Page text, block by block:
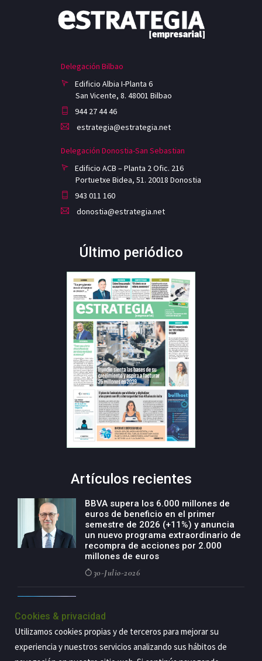
Delegación Bilbao
Edificio Albia I-Planta 6
San Vicente, 8. 48001 Bilbao
944 27 44 46
estrategia@estrategia.net
Delegación Donostia-San Sebastian
Edificio ACB – Planta 2 Ofic. 216
Portuetxe Bidea, 51. 20018 Donostia
943 011 160
donostia@estrategia.net
Último periódico
Artículos recientes
BBVA supera los 6.000 millones de
euros de beneficio en el primer
semestre de 2026 (+11%) y anuncia
un nuevo programa extraordinario de
recompra de acciones por 2.000
millones de euros
30-Julio-2026
negocio agro con un modelo global
de especialización presente en siete
países
29-Julio-2026
Cookies & privacidad
Utilizamos cookies propias y de terceros para mejorar su
experiencia y nuestros servicios analizando sus hábitos de